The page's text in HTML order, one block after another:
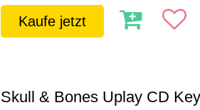
Kaufe jetzt
Skull & Bones Uplay CD